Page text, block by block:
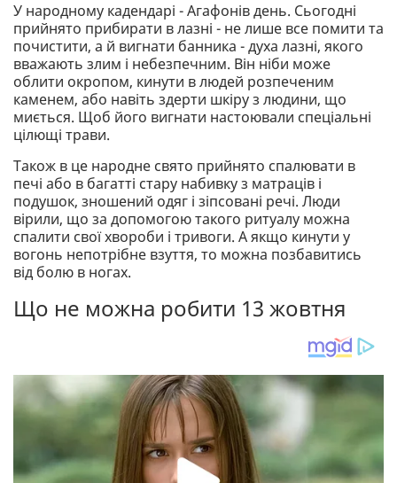
У народному кадендарі - Агафонів день. Сьогодні
прийнято прибирати в лазні - не лише все помити та
почистити, а й вигнати банника - духа лазні, якого
вважають злим і небезпечним. Він ніби може
облити окропом, кинути в людей розпеченим
каменем, або навіть здерти шкіру з людини, що
миється. Щоб його вигнати настоювали спеціальні
цілющі трави.
Також в це народне свято прийнято спалювати в
печі або в багатті стару набивку з матраців і
подушок, зношений одяг і зіпсовані речі. Люди
вірили, що за допомогою такого ритуалу можна
спалити свої хвороби і тривоги. А якщо кинути у
вогонь непотрібне взуття, то можна позбавитись
від болю в ногах.
Що не можна робити 13 жовтня